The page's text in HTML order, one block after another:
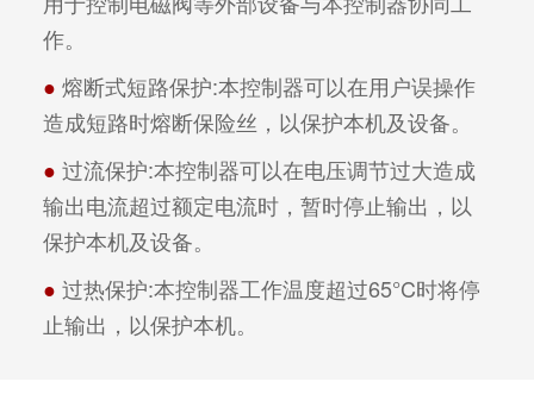
作。
● 熔断式短路保护:本控制器可以在用户误操作
造成短路时熔断保险丝，以保护本机及设备。
● 过流保护:本控制器可以在电压调节过大造成
输出电流超过额定电流时，暂时停止输出，以
保护本机及设备。
● 过热保护:本控制器工作温度超过65°C时将停
止输出，以保护本机。